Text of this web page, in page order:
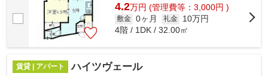
4.2万円 (管理費等：3,000円 )
敷金 0ヶ月 礼金
10万円
4階 / 1DK / 32.00㎡
賃貸 | アパート ハイツヴェール